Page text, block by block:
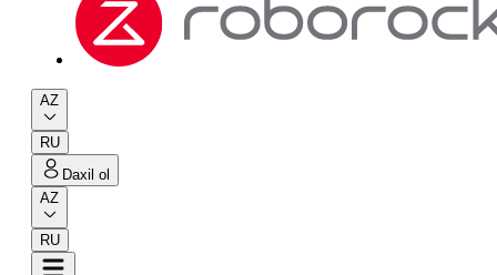
AZ
RU
Daxil ol
AZ
RU